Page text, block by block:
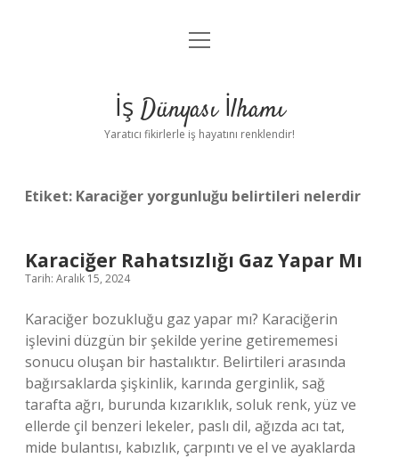
Anasayfa
Yasal Uyarı
menüyü
İş Dünyası İlhamı
Yaratıcı fikirlerle iş hayatını renklendir!
Etiket: Karaciğer yorgunluğu belirtileri nelerdir
Karaciğer Rahatsızlığı Gaz Yapar Mı
Tarih: Aralık 15, 2024
Karaciğer bozukluğu gaz yapar mı? Karaciğerin
işlevini düzgün bir şekilde yerine getirememesi
sonucu oluşan bir hastalıktır. Belirtileri arasında
bağırsaklarda şişkinlik, karında gerginlik, sağ
tarafta ağrı, burunda kızarıklık, soluk renk, yüz ve
ellerde çil benzeri lekeler, paslı dil, ağızda acı tat,
mide bulantısı, kabızlık, çarpıntı ve el ve ayaklarda